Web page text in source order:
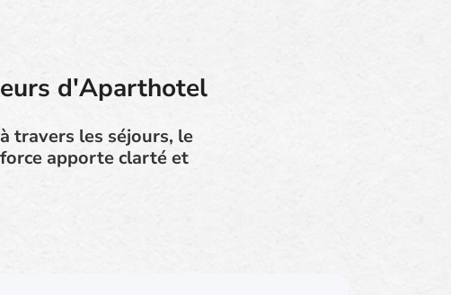
d'Aparthotel
travers les séjours, le
apporte clarté et